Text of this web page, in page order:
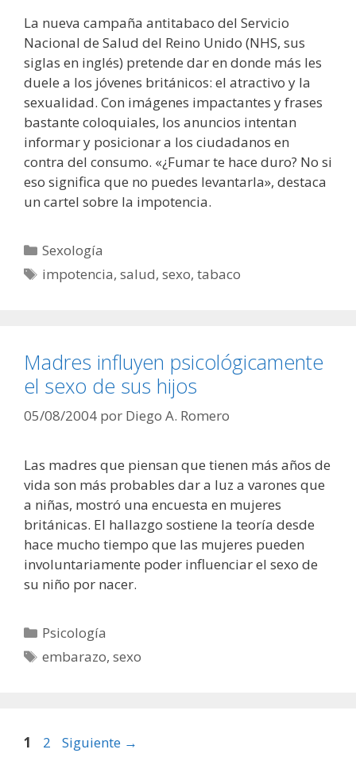
La nueva campaña antitabaco del Servicio
Nacional de Salud del Reino Unido (NHS, sus
siglas en inglés) pretende dar en donde más les
duele a los jóvenes británicos: el atractivo y la
sexualidad. Con imágenes impactantes y frases
bastante coloquiales, los anuncios intentan
informar y posicionar a los ciudadanos en
contra del consumo. «¿Fumar te hace duro? No si
eso significa que no puedes levantarla», destaca
un cartel sobre la impotencia.
Categorías
Sexología
Etiquetas
impotencia,salud,sexo,tabaco
Madres influyen psicológicamente
el sexo de sus hijos
05/08/2004 por Diego A. Romero
Las madres que piensan que tienen más años de
vida son más probables dar a luz a varones que
a niñas, mostró una encuesta en mujeres
británicas. El hallazgo sostiene la teoría desde
hace mucho tiempo que las mujeres pueden
involuntariamente poder influenciar el sexo de
su niño por nacer.
Categorías
Psicología
Etiquetas
embarazo,sexo
Página
1 Página
2 Siguiente →